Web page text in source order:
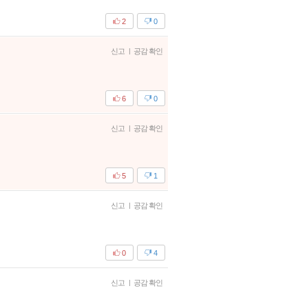
0
2
신고 | 공감 확인
0
6
신고 | 공감 확인
1
5
신고 | 공감 확인
4
0
신고 | 공감 확인